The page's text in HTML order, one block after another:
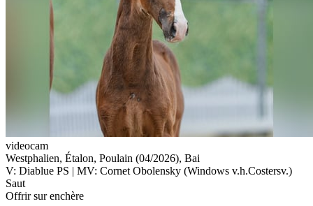
videocam
Westphalien, Étalon, Poulain (04/2026), Bai
V: Diablue PS | MV: Cornet Obolensky (Windows v.h.Costersv.)
Saut
Offrir sur enchère